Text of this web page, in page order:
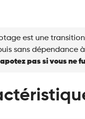
est une
sans dépendance
pas si vous ne